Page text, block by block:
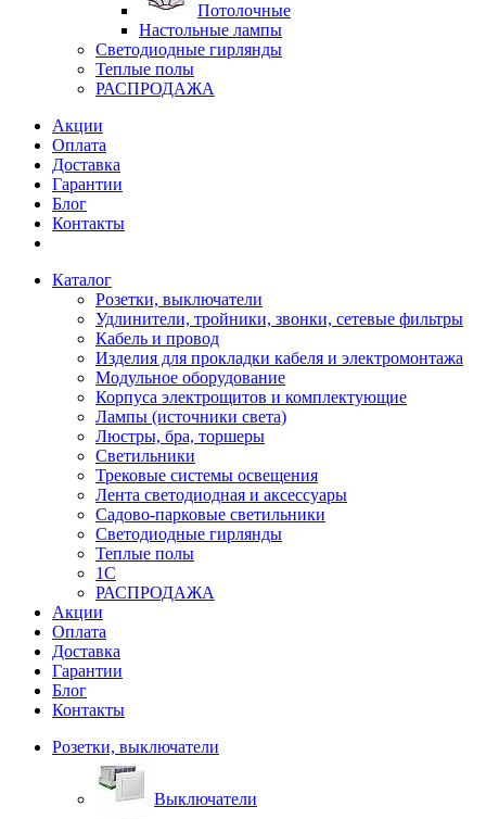
Потолочные
Настольные лампы
Светодиодные гирлянды
Теплые полы
РАСПРОДАЖА
Акции
Оплата
Доставка
Гарантии
Блог
Контакты
Каталог
Розетки, выключатели
Удлинители, тройники, звонки, сетевые фильтры
Кабель и провод
Изделия для прокладки кабеля и электромонтажа
Модульное оборудование
Корпуса электрощитов и комплектующие
Лампы (источники света)
Люстры, бра, торшеры
Светильники
Трековые системы освещения
Лента светодиодная и аксессуары
Садово-парковые светильники
Светодиодные гирлянды
Теплые полы
1С
РАСПРОДАЖА
Акции
Оплата
Доставка
Гарантии
Блог
Контакты
Розетки, выключатели
Выключатели